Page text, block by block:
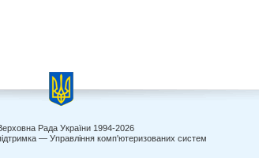
Рада України 1994-2026
— Управління комп'ютеризованих систем